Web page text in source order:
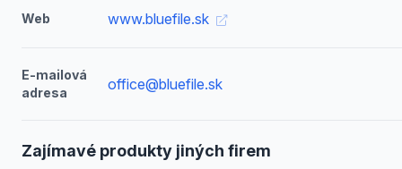
Web www.bluefile.sk
E-mailová
adresa
office@bluefile.sk
Zajímavé produkty jiných firem